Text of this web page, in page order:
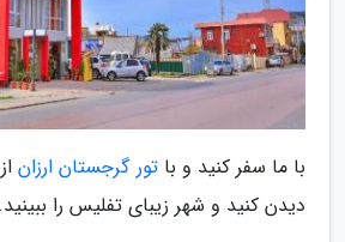
با ما سفر کنید و باتور گرجستان ارزان
دیدن کنید و شهر زیبای تفلیس را ببینید.